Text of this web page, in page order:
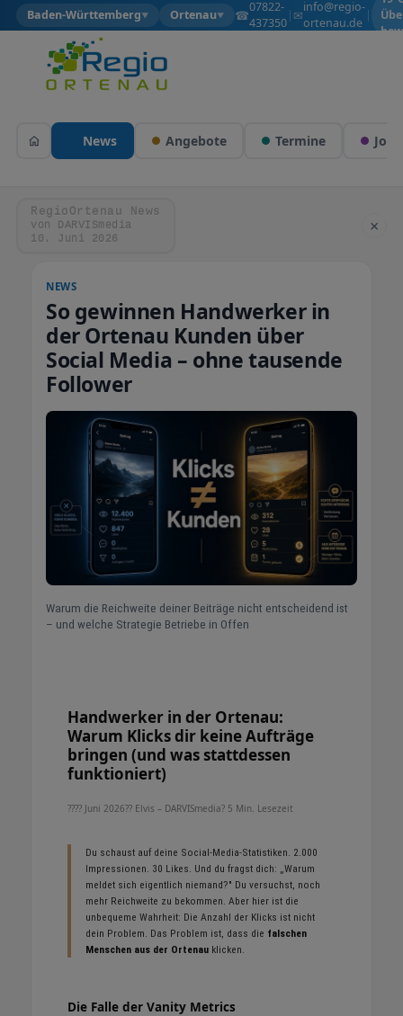
Baden-Württemberg▼ Ortenau▼ ☎07822-
437350
| ✉info@regio-
ortenau.de
|
News Angebote Termine Jobs
RegioOrtenau News
von DARVISmedia
10. Juni 2026
×
NEWS
So gewinnen Handwerker in
der Ortenau Kunden über
Social Media – ohne tausende
Follower
Warum die Reichweite deiner Beiträge nicht entscheidend ist
– und welche Strategie Betriebe in Offen
Handwerker in der Ortenau:
Warum Klicks dir keine Aufträge
bringen (und was stattdessen
funktioniert)
???? Juni 2026?? Elvis – DARVISmedia? 5 Min. Lesezeit
Du schaust auf deine Social-Media-Statistiken. 2.000
Impressionen. 30 Likes. Und du fragst dich: „Warum
meldet sich eigentlich niemand?" Du versuchst, noch
mehr Reichweite zu bekommen. Aber hier ist die
unbequeme Wahrheit: Die Anzahl der Klicks ist nicht
dein Problem. Das Problem ist, dass die falschen
Menschen aus der Ortenau klicken.
Die Falle der Vanity Metrics